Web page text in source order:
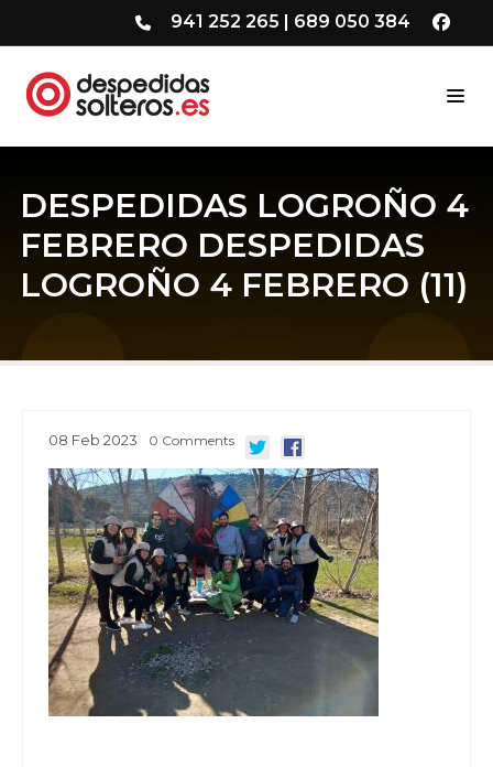
941 252 265 | 689 050 384
DESPEDIDAS LOGROÑO 4
FEBRERO DESPEDIDAS
LOGROÑO 4 FEBRERO (11)
08 Feb 2023 0 Comments